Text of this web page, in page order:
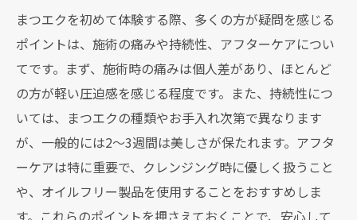
まつエクデザインのトレンドとその選び方
満足度の高いまつエク体験を叶えるための
秘訣
口コミで選ぶ群馬県内のまつエク技術が高いサ
ロン特集
人気サロンの口コミを活用した選び方
地元の人に愛されるサロンの特徴
口コミから分かるサロンの技術力と接客の
まつエクを初めて体験する際、多くの方が疑問を感じる
ポイントは、施術の痛みや持続性、アフターケアについ
てです。まず、施術時の痛みは個人差があり、ほとんど
の方が軽い圧迫感を感じる程度です。また、持続性につ
いては、まつエクの種類やお手入れ次第で異なります
が、一般的には2～3週間は美しさが保たれます。アフタ
ーケアは特に重要で、クレンジング時に優しく扱うこと
や、オイルフリー製品を使用することをおすすめしま
す。これらのポイントを押さえておくことで、安心して